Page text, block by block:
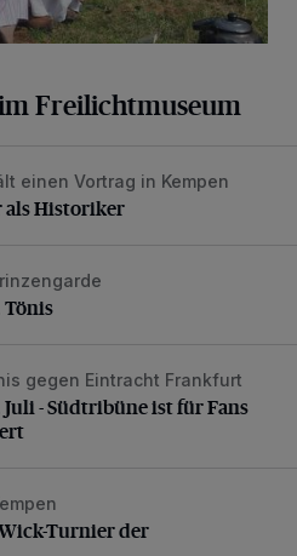
Freilichtmuseum
als Historiker
einen Vortrag in Kempen
als Historiker
Tönis
Tönis
Juli - Südtribüne ist für Fans
gegen Eintracht Frankfurt
- Südtribüne ist für Fans
Turnier der Handballjugend
Turnier der